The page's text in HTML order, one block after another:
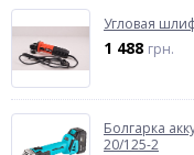
Угловая
1 488 грн.
Болгарка
20/125-2